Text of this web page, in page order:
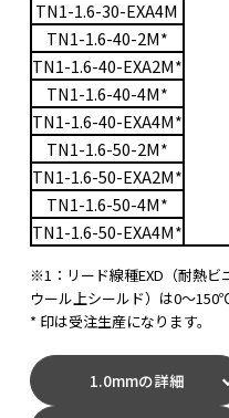
TN1-1.6-30-EXA4M
TN1-1.6-40-2M*
TN1-1.6-40-EXA2M*
TN1-1.6-40-4M*
TN1-1.6-40-EXA4M*
TN1-1.6-50-2M*
TN1-1.6-50-EXA2M*
TN1-1.6-50-4M*
TN1-1.6-50-EXA4M*
※1：リード線種EXD（耐熱
ウール上シールド）は0〜
* 印は受注生産になります。
1.0mmの詳細